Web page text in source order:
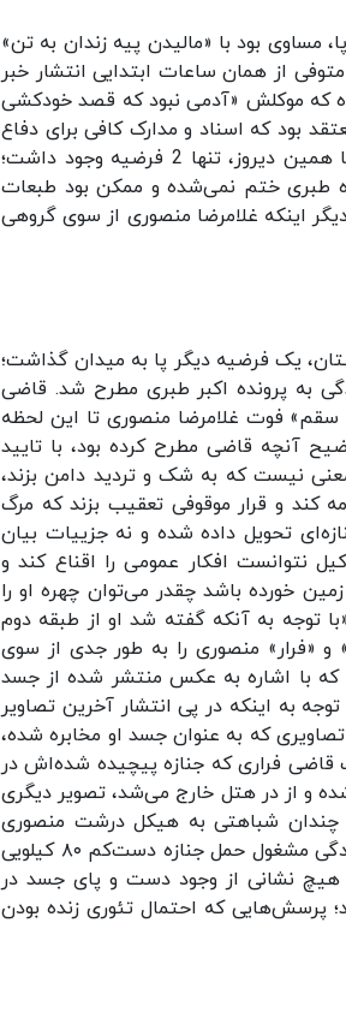
مساوی بود با «مالیدن پیه زندان به تن»
از همان ساعات ابتدایی انتشار خبر
که موکلش «آدمی‌ نبود که قصد خودکشی
بود که اسناد و مدارک کافی برای دفاع
از خود دارد» و باور داشت که «اتهام دریافت رشوه بر او وارد نیست.» بنابراین تا همین دیروز، تنها 2 فرضیه وجود داشت؛
طبری ختم نمی‌شده و ممکن بود طبعات
اینکه غلامرضا منصوری از سوی گروهی
یک فرضیه دیگر پا به میدان گذاشت؛
به پرونده اکبر طبری مطرح شد. قاضی
فوت غلامرضا منصوری تا این لحظه
آنچه قاضی مطرح کرده بود، با تایید
نیست که به شک و تردید دامن بزند،
کند و قرار موقوفی تعقیب بزند که مرگ
تحویل داده شده و نه جزییات بیان
نتوانست افکار عمومی را اقناع کند و
خورده باشد چقدر می‌توان چهره او را
توجه به آنکه گفته شد او از طبقه دوم
و «فرار» منصوری را به ‌طور جدی از سوی
که با اشاره به عکس منتشر شده از جسد
به اینکه در پی انتشار آخرین تصاویر
که به عنوان جسد او مخابره شده،
قاضی فراری که جنازه پیچیده شده‌اش در
و از در هتل خارج می‌شد، تصویر دیگری
چندان شباهتی به هیکل درشت منصوری
نداشت. و از همین ‌جا بود که باز پرسش‌هایی از جمله اینکه چگونه ماموران به سادگی مشغول حمل جنازه دست‌کم ۸۰ کیلویی
هیچ نشانی از وجود دست و پای جسد در
که احتمال تئوری زنده بودن